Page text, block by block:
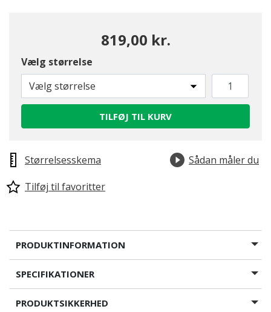
819,00 kr.
Vælg størrelse
Vælg størrelse
TILFØJ TIL KURV
Størrelsesskema
Sådan måler du
Tilføj til favoritter
PRODUKTINFORMATION
SPECIFIKATIONER
PRODUKTSIKKERHED